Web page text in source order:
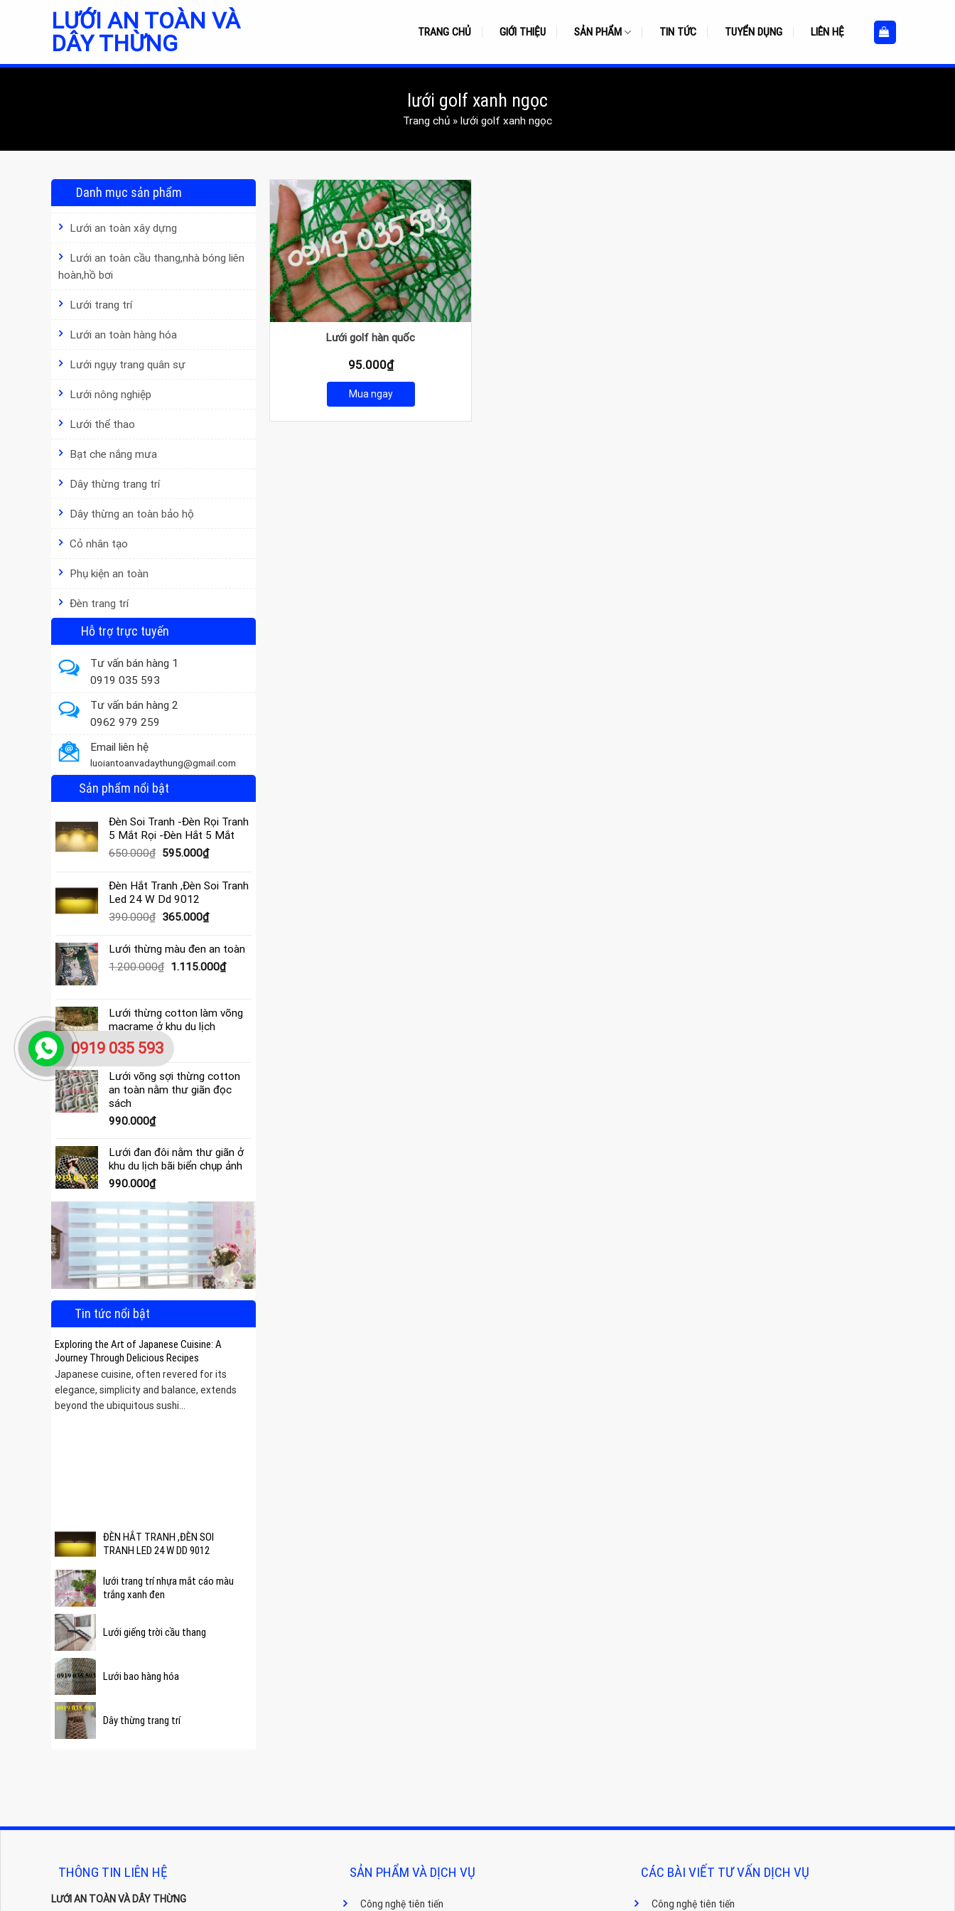
LƯỚI AN TOÀN VÀ
DÂY THỪNG
TRANG CHỦ GIỚI THIỆU SẢN PHẨM TIN TỨC TUYỂN DỤNG LIÊN HỆ
lưới golf xanh ngọc
Trang chủ » lưới golf xanh ngọc
Danh mục sản phẩm
Lưới an toàn xây dựng
Lưới an toàn cầu thang,nhà bóng liên
hoàn,hồ bơi
Lưới trang trí
Lưới an toàn hàng hóa
Lưới ngụy trang quân sự
Lưới nông nghiệp
Lưới thể thao
Bạt che nắng mưa
Dây thừng trang trí
Dây thừng an toàn bảo hộ
Cỏ nhân tạo
Phụ kiện an toàn
Đèn trang trí
Hỗ trợ trực tuyến
Tư vấn bán hàng 1
0919 035 593
Tư vấn bán hàng 2
0962 979 259
Email liên hệ
luoiantoanvadaythung@gmail.com
Sản phẩm nổi bật
Đèn Soi Tranh -Đèn Rọi Tranh
5 Mắt Rọi -Đèn Hắt 5 Mắt
650.000₫ Giá
là:
650.000₫.
595.000₫Giá
tại
595.000₫.
Đèn Hắt Tranh ,Đèn Soi Tranh
Led 24 W Dd 9012
390.000₫ Giá
là:
390.000₫.
365.000₫Giá
tại
là:
365.000₫.
Lưới thừng màu đen an toàn
1.200.000₫ Giá
1.200.000₫.
1.115.000₫Giá
là:
Lưới thừng cotton làm võng
macrame ở khu du lịch
4.000.000₫
Lưới võng sợi thừng cotton
an toàn nằm thư giãn đọc
sách
990.000₫
Lưới đan đôi nằm thư giãn ở
khu du lịch bãi biển chụp ảnh
990.000₫
Tin tức nổi bật
Exploring the Art of Japanese Cuisine: A
Journey Through Delicious Recipes
Japanese cuisine, often revered for its
elegance, simplicity and balance, extends
beyond the ubiquitous sushi...
ĐÈN HẮT TRANH ,ĐÈN SOI
TRANH LED 24 W DD 9012
lưới trang trí nhựa mắt cáo màu
trắng xanh đen
Lưới giếng trời cầu thang
Lưới bao hàng hóa
Dây thừng trang trí
Lưới golf hàn quốc
95.000₫
Mua ngay
THÔNG TIN LIÊN HỆ
LƯỚI AN TOÀN VÀ DÂY THỪNG
SẢN PHẨM VÀ DỊCH VỤ
Công nghệ tiên tiến
CÁC BÀI VIẾT TƯ VẤN DỊCH VỤ
Công nghệ tiên tiến
0919 035 593